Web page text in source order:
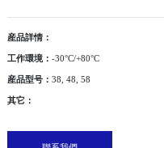
産品詳情：
工作環境： -30°C/+80°C
産品型号： 38, 48, 58
其它：